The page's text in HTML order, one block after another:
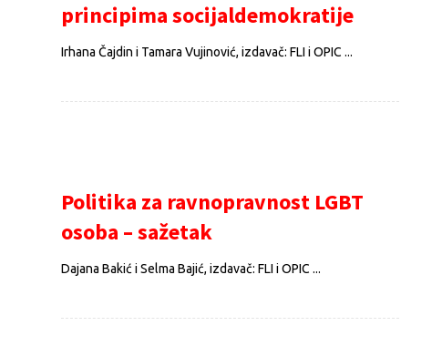
principima socijaldemokratije
Irhana Čajdin i Tamara Vujinović, izdavač: FLI i OPIC ...
Politika za ravnopravnost LGBT
osoba – sažetak
Dajana Bakić i Selma Bajić, izdavač: FLI i OPIC ...